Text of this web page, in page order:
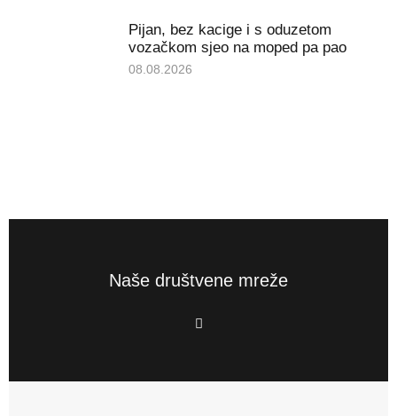
Pijan, bez kacige i s oduzetom
vozačkom sjeo na moped pa pao
08.08.2026
Naše društvene mreže
F
a
o